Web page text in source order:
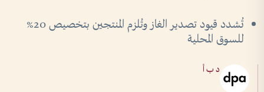
تُشدد قيود تصدير الغاز وتُلزم المنتجين بتخصيص 20%
للسوق المحلية
د ب أ